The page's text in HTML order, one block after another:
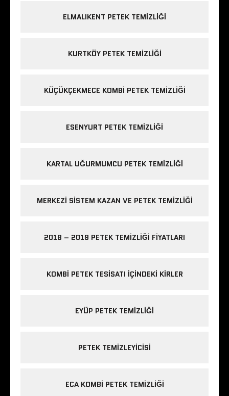
ELMALIKENT PETEK TEMIZLIĞI
KURTKÖY PETEK TEMIZLIĞI
KÜÇÜKÇEKMECE KOMBI PETEK TEMIZLIĞI
ESENYURT PETEK TEMIZLIĞI
KARTAL UĞURMUMCU PETEK TEMIZLIĞI
MERKEZI SISTEM KAZAN VE PETEK TEMIZLIĞI
2018 – 2019 PETEK TEMIZLIĞI FIYATLARI
KOMBI PETEK TESISATI IÇINDEKI KIRLER
EYÜP PETEK TEMIZLIĞI
PETEK TEMIZLEYICISI
ECA KOMBI PETEK TEMIZLIĞI